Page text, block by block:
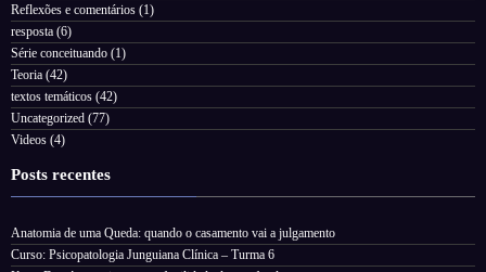
Reflexões e comentários (1)
resposta (6)
Série conceituando (1)
Teoria (42)
textos temáticos (42)
Uncategorized (77)
Videos (4)
Posts recentes
Anatomia de uma Queda: quando o casamento vai a julgamento
Curso: Psicopatologia Junguiana Clínica – Turma 6